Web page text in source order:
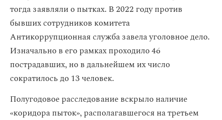
тогда заявляли о пытках. В 2022 году против
бывших сотрудников комитета
Антикоррупционная служба завела уголовное дело.
Изначально в его рамках проходило 46
пострадавших, но в дальнейшем их число
сократилось до 13 человек.
Полугодовое расследование вскрыло наличие
«коридора пыток», располагавшегося на третьем